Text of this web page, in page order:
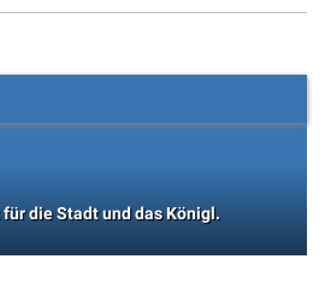
die Stadt und das Königl.